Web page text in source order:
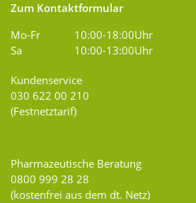
Zum Kontaktformular
Mo-Fr
10:00-18:00Uhr
Sa
10:00-13:00Uhr
Kundenservice
030 622 00 210
(Festnetztarif)
Pharmazeutische Beratung
0800 999 28 28
(kostenfrei aus dem dt. Netz)